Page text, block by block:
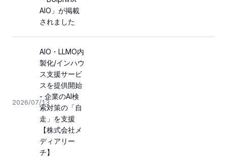
AIO」が掲載
されました
2026/07/13
AIO・LLMO内
製化/インハウ
ス支援サービ
スを提供開始
- 企業のAI検
索対策の「自
走」を支援
【株式会社メ
ディアリー
チ】